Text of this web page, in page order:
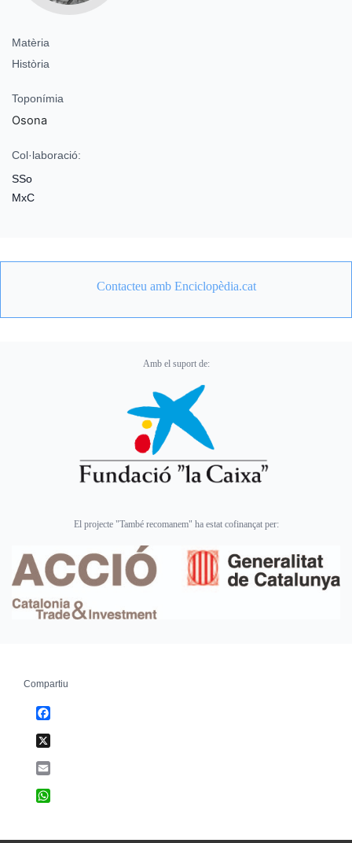
Matèria
Història
Toponímia
Osona
Col·laboració:
SSo
MxC
Contacteu amb Enciclopèdia.cat
Amb el suport de:
El projecte "També recomanem" ha estat cofinançat per:
Compartiu